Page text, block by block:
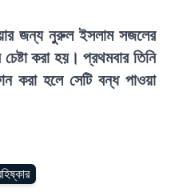
জন্য নুরুল ইসলাম সজলের
করা হয়। প্রথমবার তিনি
করা হলে সেটি বন্ধ পাওয়া